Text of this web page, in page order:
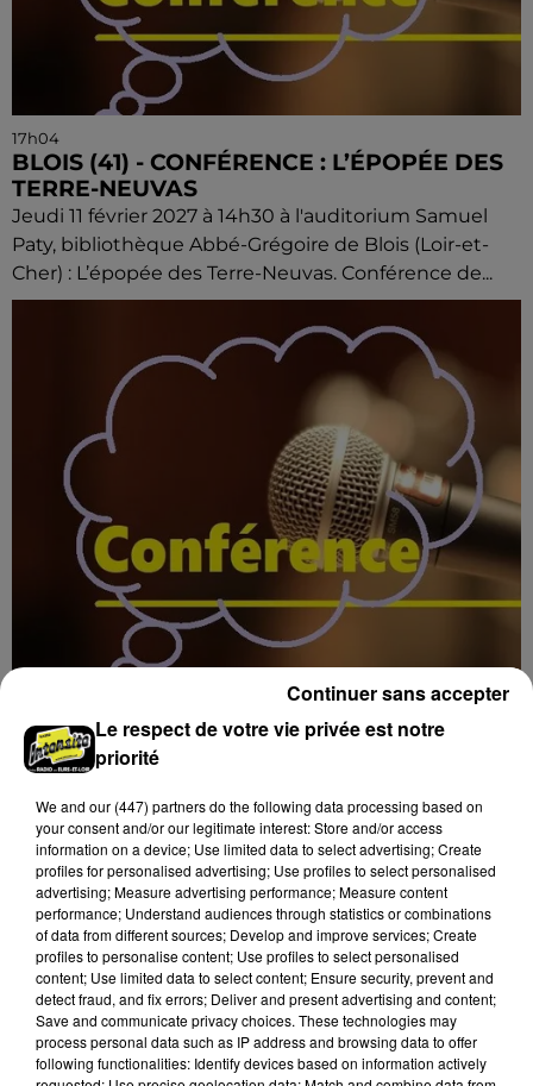
17h04
BLOIS (41) - CONFÉRENCE : L’ÉPOPÉE DES
TERRE-NEUVAS
Jeudi 11 février 2027 à 14h30 à l'auditorium Samuel
Paty, bibliothèque Abbé-Grégoire de Blois (Loir-et-
Cher) : L’épopée des Terre-Neuvas. Conférence de...
BLOIS (41) - CONFÉRENCE : « SOYEZ
MAUDITS ! »
Paty, bibliothèque Abbé-Grégoire de Blois (Loir-et-
Cher) : « Soyez maudits ! » Les malédictions
déposées...
Le respect de votre vie privée est notre
priorité
We and our (447) partnersdo the following data processing based on
your consent and/or our legitimate interest: Store and/or access
information on a device; Use limited data to select advertising; Create
profiles for personalised advertising; Use profiles to select personalised
advertising; Measure advertising performance; Measure content
performance; Understand audiences through statistics or combinations
of data from different sources; Develop and improve services; Create
profiles to personalise content; Use profiles to select personalised
content; Use limited data to select content; Ensure security, prevent and
detect fraud, and fix errors; Deliver and present advertising and content;
Save and communicate privacy choices. These technologies may
process personal data such as IP address and browsing data to offer
following functionalities: Identify devices based on information actively
Continuer sans accepter